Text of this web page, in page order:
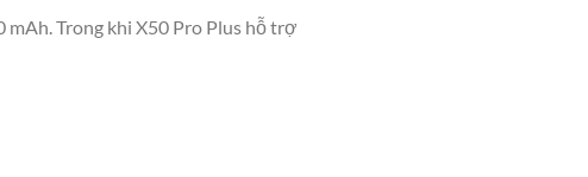
mAh. Trong khi X50 Pro Plus hỗ trợ